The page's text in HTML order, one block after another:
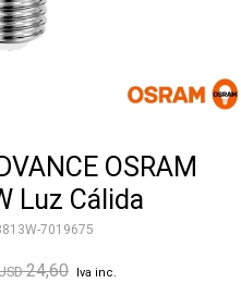
OSRAM
Luz Cálida
7019675
24,60